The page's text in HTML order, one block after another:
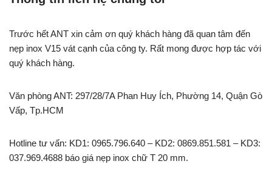
Trước hết ANT xin cảm ơn quý khách hàng đã quan tâm đến
nẹp inox V15 vát cạnh của công ty. Rất mong được hợp tác với
quý khách hàng.
Văn phòng ANT: 297/28/7A Phan Huy Ích, Phường 14, Quận Gò
Vấp, Tp.HCM
Hotline tư vấn: KD1: 0965.796.640 – KD2: 0869.851.581 – KD3:
037.969.4688 báo giá nẹp inox chữ T 20 mm.